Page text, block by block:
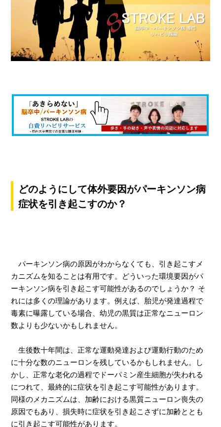
どのようにして体外要因がパーキンソン病
症状を引き起こすのか？
パーキンソン病の原因がわからなくても、引き起こすメ
カニズムを知ることは有用です。どういった環境要因がパ
ーキンソン病を引き起こす可能性があるのでしょうか？ そ
れには多くの理論があります。例えば、胎児が発達過程で
毒素に曝露している場合、幼児の黒質は正常なニューロン
数よりも少ないかもしれません。
生後数十年間は、正常な運動発達および運動行動のため
に十分な数のニューロンを残しているかもしれません。し
かし、正常な老化の過程でドーパミン産生細胞が失われる
につれて、最終的に症状を引き起こす可能性があります。
同様のメカニズムは、加齢における黒質ニューロン喪失の
原因でもあり、損失時に症状を引き起こさずに加齢ととも
に引き起こす可能性があります。